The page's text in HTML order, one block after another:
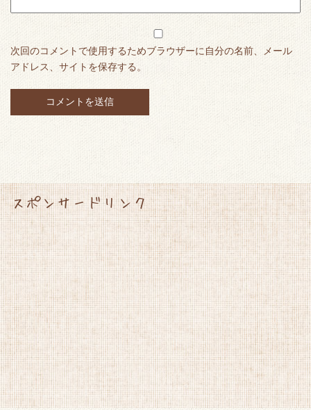
次回のコメントで使用するためブラウザーに自分の名前、メール
アドレス、サイトを保存する。
スポンサードリンク